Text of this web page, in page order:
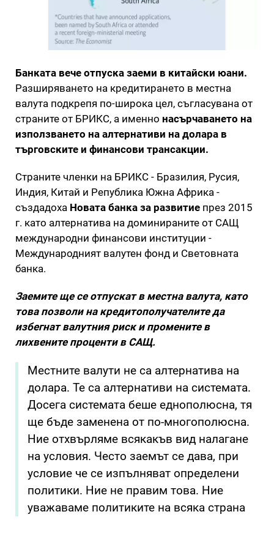
Банката вече отпуска заеми в китайски юани.
Разширяването на кредитирането в местна
валута подкрепя по-широка цел, съгласувана от
страните от БРИКС, а именно насърчаването на
използването на алтернативи на долара в
търговските и финансови трансакции.
Страните членки на БРИКС - Бразилия, Русия,
Индия, Китай и Република Южна Африка -
създадоха Новата банка за развитие през 2015
г. като алтернатива на доминираните от САЩ
международни финансови институции -
Международният валутен фонд и Световната
банка.
Заемите ще се отпускат в местна валута, като
това позволи на кредитополучателите да
избегнат валутния риск и промените в
лихвените проценти в САЩ.
Местните валути не са алтернатива на
долара. Те са алтернативи на системата.
Досега системата беше еднополюсна, тя
ще бъде заменена от по-многополюсна.
Ние отхвърляме всякакъв вид налагане
на условия. Често заемът се дава, при
условие че се изпълняват определени
политики. Ние не правим това. Ние
уважаваме политиките на всяка страна